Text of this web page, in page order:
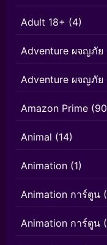
Adult 18+ (4)
Adventure ผจญภัย
Adventure ผจญภัย
Amazon Prime
Animal (14)
Animation (1)
Animation การ์ตูน
Animation การ์ตูน